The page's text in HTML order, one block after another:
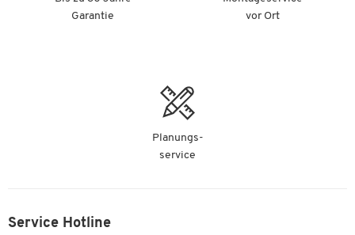
Garantie
vor Ort
Planungs-
service
Service Hotline